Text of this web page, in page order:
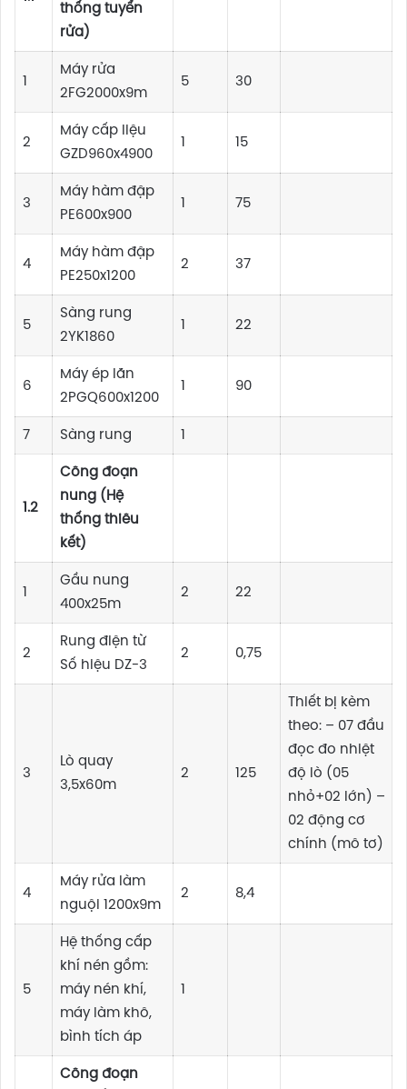
thống tuyển
rửa)
1
Máy rửa
2FG2000x9m
5 30
2
Máy cấp liệu
GZD960x4900
1 15
3
Máy hàm đập
PE600x900
1 75
4
Máy hàm đập
PE250x1200
2 37
5
Sàng rung
2YK1860
1 22
6
Máy ép lăn
2PGQ600x1200
1 90
7 Sàng rung 1
1.2
Công đoạn
nung (Hệ
thống thiêu
kết)
1
Gầu nung
400x25m
2 22
2
Rung điện từ
Số hiệu DZ-3
2 0,75
3
Lò quay
3,5x60m
2 125
Thiết bị kèm
theo: – 07 đầu
đọc đo nhiệt
độ lò (05
nhỏ+02 lớn) –
02 động cơ
chính (mô tơ)
4
Máy rửa làm
nguội 1200x9m
2 8,4
5
Hệ thống cấp
khí nén gồm:
máy nén khí,
máy làm khô,
bình tích áp
1
Công đoạn